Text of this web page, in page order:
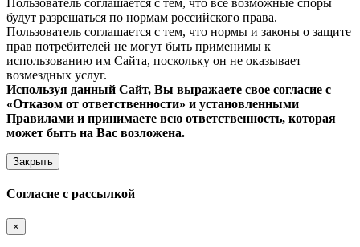
будут разрешаться по нормам российского права.
Пользователь соглашается с тем, что нормы и законы о защите
прав потребителей не могут быть применимы к
использованию им Сайта, поскольку он не оказывает
возмездных услуг.
Используя данный Сайт, Вы выражаете свое согласие с
«Отказом от ответственности» и установленными
Правилами и принимаете всю ответственность, которая
может быть на Вас возложена.
Закрыть
Согласие с рассылкой
×